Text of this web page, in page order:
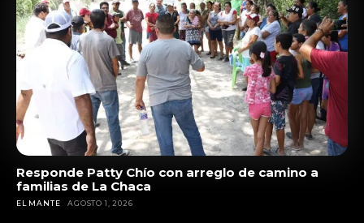
Responde Patty Chío con arreglo de camino a
familias de La Chaca
EL MANTE AGOSTO 1, 2026